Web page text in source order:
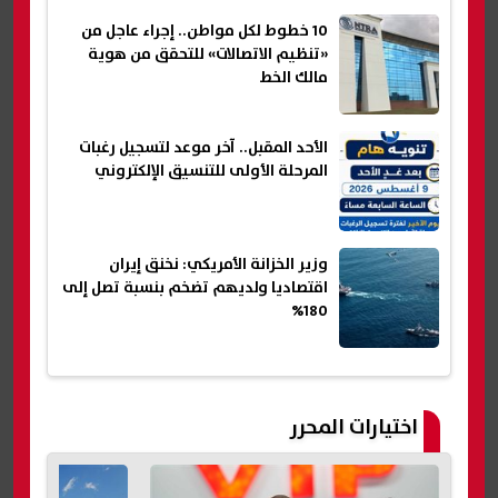
10 خطوط لكل مواطن.. إجراء عاجل من
«تنظيم الاتصالات» للتحقق من هوية
مالك الخط
الأحد المقبل.. آخر موعد لتسجيل رغبات
المرحلة الأولى للتنسيق الإلكتروني
وزير الخزانة الأمريكي: نخنق إيران
اقتصاديا ولديهم تضخم بنسبة تصل إلى
180%
اختيارات المحرر